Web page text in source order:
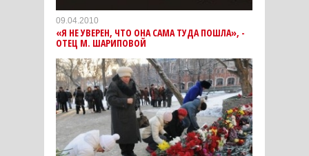
09.04.2010
«Я НЕ УВЕРЕН, ЧТО ОНА САМА ТУДА ПОШЛА», -
ОТЕЦ М. ШАРИПОВОЙ